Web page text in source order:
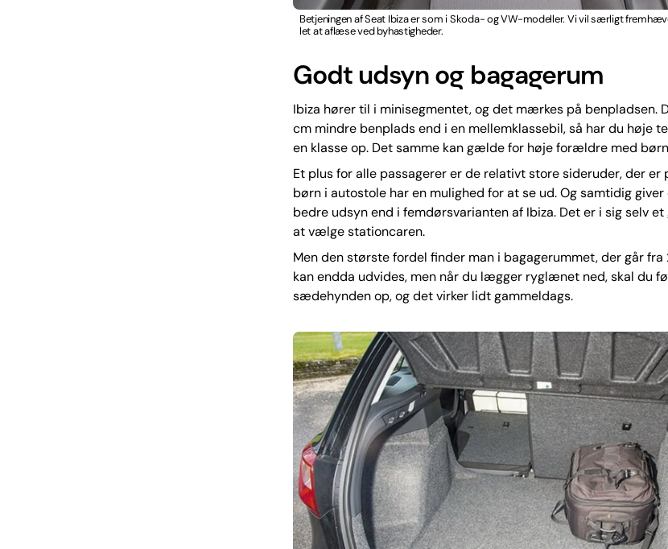
Betjeningen af Seat Ibiza er som i Skoda- og VW-modeller. Vi vil særligt
let at aflæse ved byhastigheder.
Godt udsyn og bagagerum
Ibiza hører til i minisegmentet, og det mærkes på benpladsen.
cm mindre benplads end i en mellemklassebil, så har du høje
en klasse op. Det samme kan gælde for høje forældre med
Et plus for alle passagerer er de relativt store sideruder, der er
børn i autostole har en mulighed for at se ud. Og samtidig
bedre udsyn end i femdørsvarianten af Ibiza. Det er i sig selv
at vælge stationcaren.
Men den største fordel finder man i bagagerummet, der går
kan endda udvides, men når du lægger ryglænet ned, skal du
sædehynden op, og det virker lidt gammeldags.